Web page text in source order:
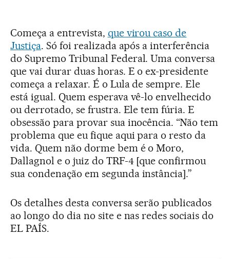
Começa a entrevista, que virou caso de
Justiça. Só foi realizada após a interferência
do Supremo Tribunal Federal. Uma conversa
que vai durar duas horas. E o ex-presidente
começa a relaxar. É o Lula de sempre. Ele
está igual. Quem esperava vê-lo envelhecido
ou derrotado, se frustra. Ele tem fúria. E
obsessão para provar sua inocência. “Não tem
problema que eu fique aqui para o resto da
vida. Quem não dorme bem é o Moro,
Dallagnol e o juiz do TRF-4 [que confirmou
sua condenação em segunda instância].”
Os detalhes desta conversa serão publicados
ao longo do dia no site e nas redes sociais do
EL PAÍS.